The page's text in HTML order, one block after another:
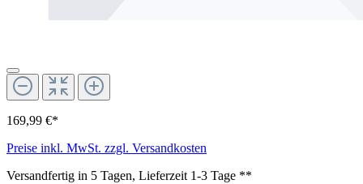
169,99 €*
Preise inkl. MwSt. zzgl. Versandkosten
Versandfertig in 5 Tagen, Lieferzeit 1-3 Tage **